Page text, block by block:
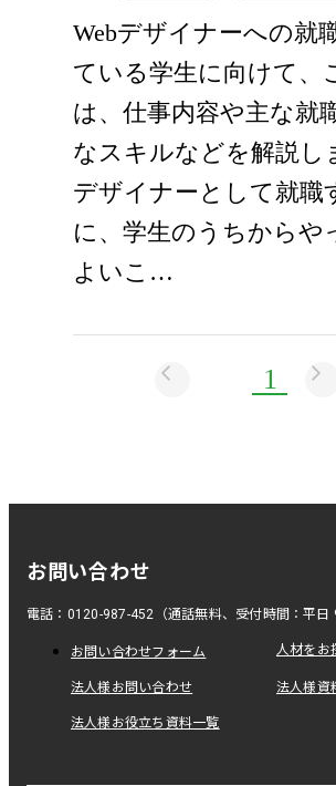
Webデザイナーへの就
ている学生に向けて、
は、仕事内容や主な就
なスキルなどを解説し
デザイナーとして就職
に、学生のうちからや
よいこ…
1
お問い合わせ
電話：0120-987-452（通話無料、受付時間：平日
お問い合わせフォーム 人材をお
法人様お問い合わせ 法人様資
法人様お役立ち資料一覧